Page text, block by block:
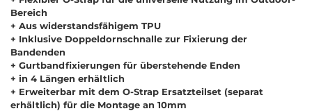
Bereich
+ Aus widerstandsfähigem TPU
+ Inklusive Doppeldornschnalle zur Fixierung der
Bandenden
+ Gurtbandfixierungen für überstehende Enden
+ in 4 Längen erhältlich
+ Erweiterbar mit dem O-Strap Ersatzteilset (separat
erhältlich) für die Montage an 10mm